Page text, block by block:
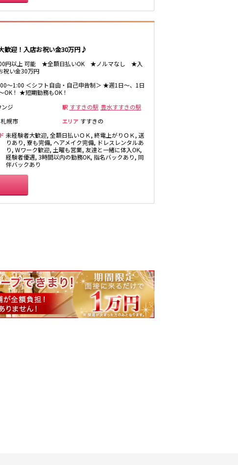
歓迎！入店お祝い金30万円♪
円以上 可能 ★全額日払いOK ★ノルマなし ★入
祝い金30万円
～1:00 ＜シフト自由・自己申告制＞ ★週1日～、1日
OK！ ★短期勤務もOK！
ンジ 駅 すすきの駅 豊水すすきの駅
札幌市 エリア すすきの
未経験者大歓迎, 全額日払いＯＫ, 終電上がりＯＫ, 送
りあり, 寮も完備, ヘアメイク完備, ドレスレンタルあ
り, Wワーク歓迎, 土曜も営業, 友達と一緒に体入OK,
経験者優遇, 3時間以内の勤務OK, 指名バックあり, 同
伴バックあり